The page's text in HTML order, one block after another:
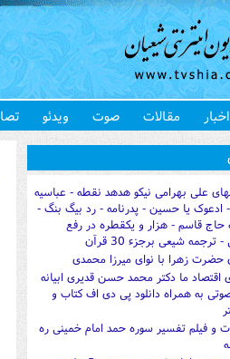
اخبار مقالات صوت ویدئو
علی بهرامی نیکو هدهد نقطه - عباسیه
ادعوک یا حسین - پدرنامه - رد بیگ بنگ -
حاج قاسم - هزار و یکقطره در رفع
شیعی برجزء 30 قرآن
زهرا با نوای میرزا محمدی
اقتصاد ما دکتر محمد حسن قدیری ابیانه
به همراه دانلود پی دی اف کتاب و
و فیلم تفسیر سوره حمد امام خمینی ره